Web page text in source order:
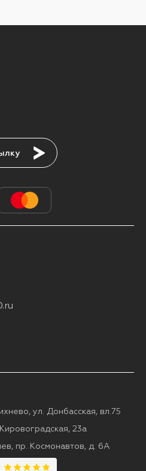
Подписаться
ул. Донбасская, вл.75
23а
пр. Космонавтов, д. 6А